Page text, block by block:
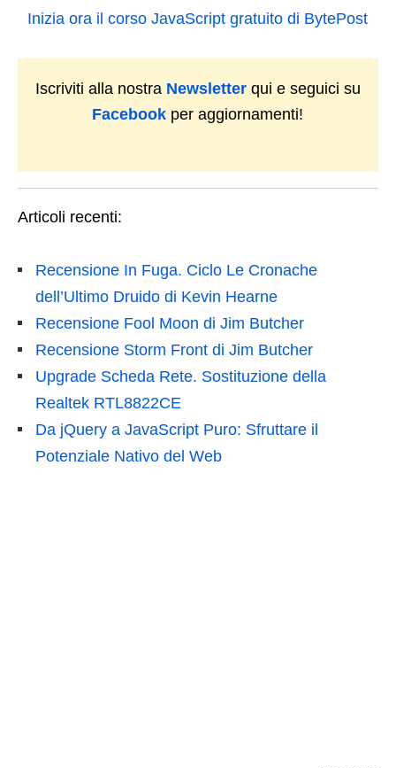
Inizia ora il corso JavaScript gratuito di BytePost
Iscriviti alla nostra Newsletter qui e seguici su
Facebook per aggiornamenti!
Articoli recenti:
Recensione In Fuga. Ciclo Le Cronache
dell’Ultimo Druido di Kevin Hearne
Recensione Fool Moon di Jim Butcher
Recensione Storm Front di Jim Butcher
Upgrade Scheda Rete. Sostituzione della
Realtek RTL8822CE
Da jQuery a JavaScript Puro: Sfruttare il
Potenziale Nativo del Web